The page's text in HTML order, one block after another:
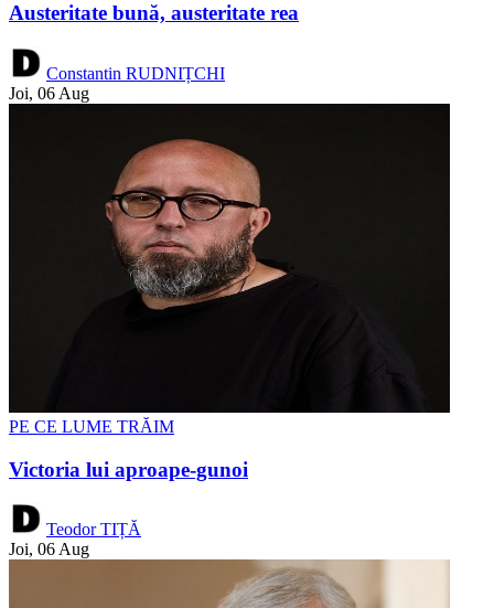
Austeritate bună, austeritate rea
Constantin RUDNIȚCHI
Joi, 06 Aug
PE CE LUME TRĂIM
Victoria lui aproape-gunoi
Teodor TIȚĂ
Joi, 06 Aug